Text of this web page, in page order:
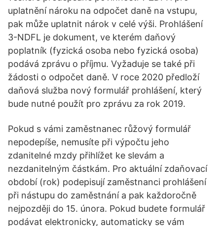
uplatnění nároku na odpočet daně na vstupu,
pak může uplatnit nárok v celé výši. Prohlášení
3-NDFL je dokument, ve kterém daňový
poplatník (fyzická osoba nebo fyzická osoba)
podává zprávu o příjmu. Vyžaduje se také při
žádosti o odpočet daně. V roce 2020 předloží
daňová služba nový formulář prohlášení, který
bude nutné použít pro zprávu za rok 2019.
Pokud s vámi zaměstnanec růžový formulář
nepodepíše, nemusíte při výpočtu jeho
zdanitelné mzdy přihlížet ke slevám a
nezdanitelným částkám. Pro aktuální zdaňovací
období (rok) podepisují zaměstnanci prohlášení
při nástupu do zaměstnání a pak každoročně
nejpozději do 15. února. Pokud budete formulář
podávat elektronicky, automaticky se vám